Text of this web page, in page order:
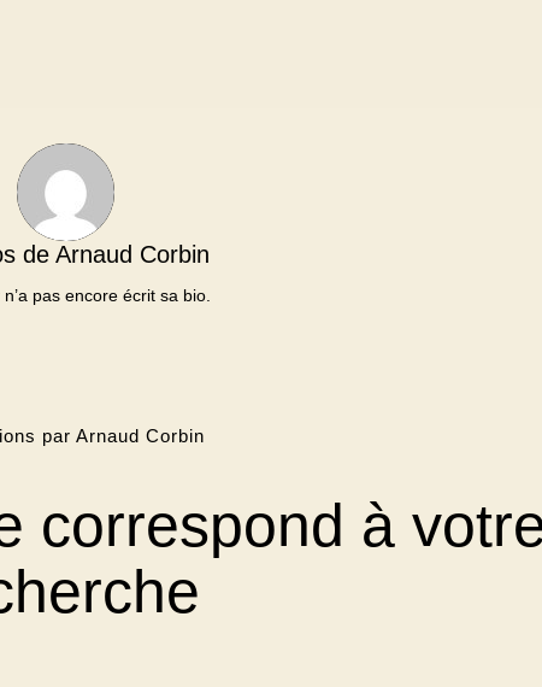
de Arnaud Corbin
pas encore écrit sa bio.
par Arnaud Corbin
correspond à